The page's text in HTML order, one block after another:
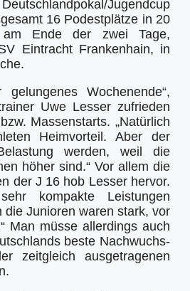
Jugendcup
16 Podestplätze in 20
am Ende der zwei Tage,
Eintracht Frankenhain, in
Wochenende“,
Uwe Lesser zufrieden
Massenstarts. „Natürlich
Heimvorteil. Aber der
werden, weil die
höher sind.“ Vor allem die
der J 16 hob Lesser hervor.
kompakte Leistungen
die Junioren waren stark, vor
Man müsse allerdings auch
beste Nachwuchs-
zeitgleich ausgetragenen